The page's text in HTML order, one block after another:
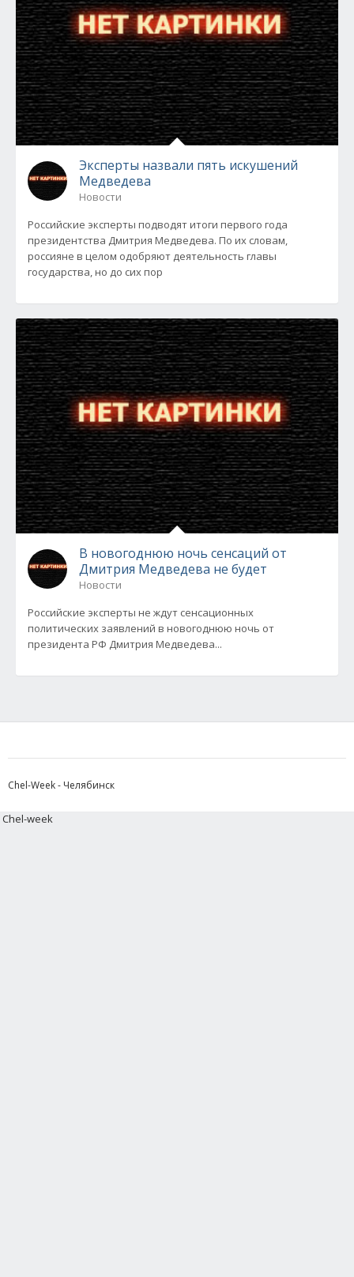
Эксперты назвали пять искушений
Медведева
Новости
Российские эксперты подводят итоги первого года
президентства Дмитрия Медведева. По их словам,
россияне в целом одобряют деятельность главы
государства, но до сих пор
В новогоднюю ночь сенсаций от
Дмитрия Медведева не будет
Новости
Российские эксперты не ждут сенсационных
политических заявлений в новогоднюю ночь от
президента РФ Дмитрия Медведева...
Chel-Week - Челябинск
Chel-week